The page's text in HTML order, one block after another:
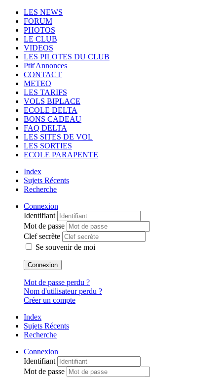
LES NEWS
FORUM
PHOTOS
LE CLUB
VIDEOS
LES PILOTES DU CLUB
Ptit'Annonces
CONTACT
METEO
LES TARIFS
VOLS BIPLACE
ECOLE DELTA
BONS CADEAU
FAQ DELTA
LES SITES DE VOL
LES SORTIES
ECOLE PARAPENTE
Index
Sujets Récents
Recherche
Connexion
Identifiant
Mot de passe
Clef secrète
Se souvenir de moi
Connexion
Mot de passe perdu ?
Nom d'utilisateur perdu ?
Créer un compte
Index
Sujets Récents
Recherche
Connexion
Identifiant
Mot de passe